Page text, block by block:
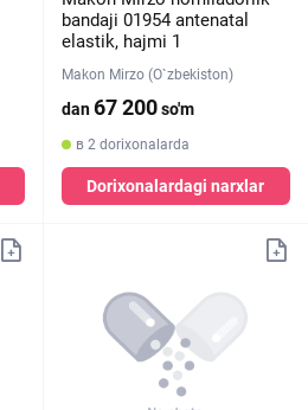
bandaji 01954 antenatal
elastik, hajmi 1
Makon Mirzo (O`zbekiston)
dan67 200so'm
в 2 dorixonalarda
Dorixonalardagi narxlar